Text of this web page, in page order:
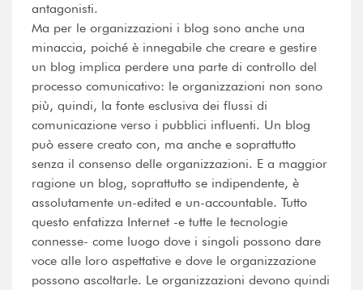
antagonisti.
Ma per le organizzazioni i blog sono anche una
minaccia, poiché è innegabile che creare e gestire
un blog implica perdere una parte di controllo del
processo comunicativo: le organizzazioni non sono
più, quindi, la fonte esclusiva dei flussi di
comunicazione verso i pubblici influenti. Un blog
può essere creato con, ma anche e soprattutto
senza il consenso delle organizzazioni. E a maggior
ragione un blog, soprattutto se indipendente, è
assolutamente un-edited e un-accountable. Tutto
questo enfatizza Internet -e tutte le tecnologie
connesse- come luogo dove i singoli possono dare
voce alle loro aspettative e dove le organizzazione
possono ascoltarle. Le organizzazioni devono quindi